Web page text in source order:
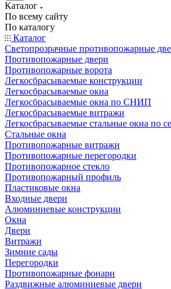
Каталог
По всему сайту
По каталогу
Каталог
Светопрозрачные противопожарные
Противопожарные двери
Противопожарные ворота
Легкосбрасываемые конструкции
Легкосбрасываемые окна
Легкосбрасываемые окна по СНИП
Легкосбрасываемые витражи
Легкосбрасываемые стальные окна по
Стальные окна
Противопожарные витражи
Противопожарные перегородки
Противопожарное стекло
Противопожарный профиль
Пластиковые окна
Входные двери
Алюминиевые конструкции
Окна
Двери
Витражи
Зимние сады
Перегородки
Противопожарные фонари
Раздвижные алюминиевые двери